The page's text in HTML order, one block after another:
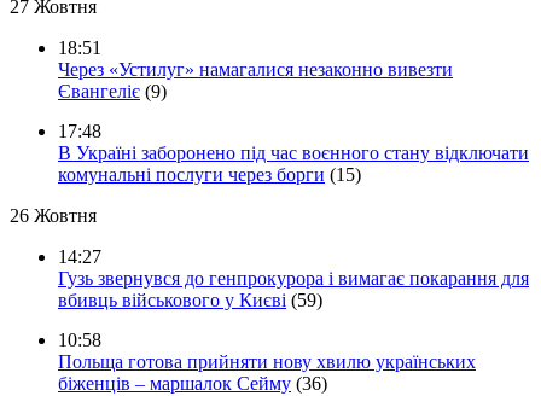
27 Жовтня
18:51
Через «Устилуг» намагалися незаконно вивезти
Євангеліє (9)
17:48
В Україні заборонено під час воєнного стану відключати
комунальні послуги через борги (15)
26 Жовтня
14:27
Гузь звернувся до генпрокурора і вимагає покарання для
вбивць військового у Києві (59)
10:58
Польща готова прийняти нову хвилю українських
біженців – маршалок Сейму (36)